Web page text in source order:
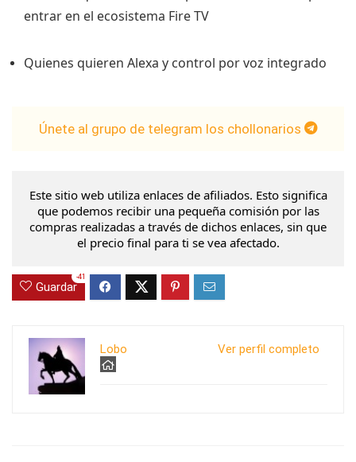
entrar en el ecosistema Fire TV
Quienes quieren Alexa y control por voz integrado
Únete al grupo de telegram los chollonarios
Este sitio web utiliza enlaces de afiliados. Esto significa
que podemos recibir una pequeña comisión por las
compras realizadas a través de dichos enlaces, sin que
el precio final para ti se vea afectado.
Guardar
-41
Ver perfil completo
Lobo